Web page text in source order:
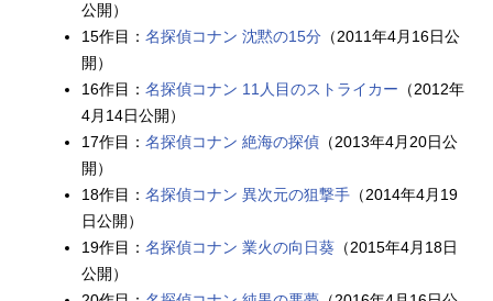
公開）
15作目： 名探偵コナン 沈黙の15分 （2011年4月16日公
開）
16作目： 名探偵コナン 11人目のストライカー （2012年
4月14日公開）
17作目： 名探偵コナン 絶海の探偵 （2013年4月20日公
開）
18作目： 名探偵コナン 異次元の狙撃手 （2014年4月19
日公開）
19作目： 名探偵コナン 業火の向日葵 （2015年4月18日
公開）